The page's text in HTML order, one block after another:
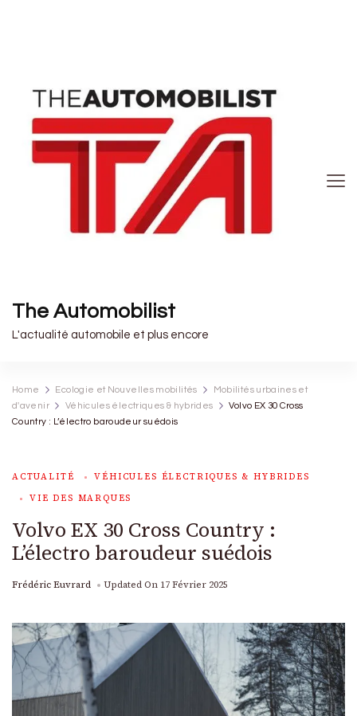
The Automobilist
L'actualité automobile et plus encore
Home Ecologie et Nouvelles mobilités
Mobilités urbaines et
d'avenir
Véhicules électriques & hybrides
Volvo EX 30 Cross
Country : L’électro baroudeur suédois
ACTUALITÉ
VÉHICULES ÉLECTRIQUES & HYBRIDES
VIE DES MARQUES
Volvo EX 30 Cross Country :
L’électro baroudeur suédois
Frédéric Euvrard Updated On 17 Février 2025